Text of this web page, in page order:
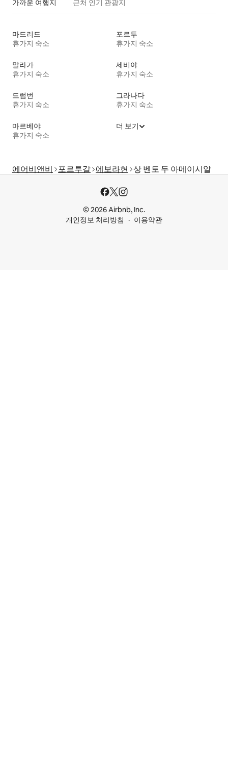
가까운 여행지 근처 인기 관광지
마드리드
휴가지 숙소
포르투
휴가지 숙소
말라가
휴가지 숙소
세비야
휴가지 숙소
드럼번
휴가지 숙소
그라나다
휴가지 숙소
마르베야
휴가지 숙소
더 보기
에어비앤비 포르투갈 에보라현 상 벤토 두 아메이시알
© 2026 Airbnb, Inc.
개인정보 처리방침
이용약관